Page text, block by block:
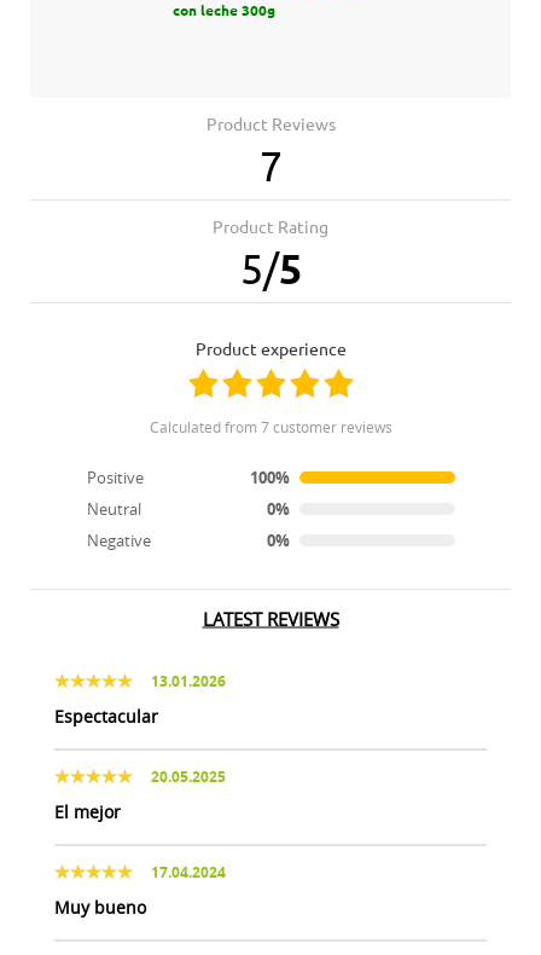
con leche 300g
Product Reviews
7
Product Rating
5/5
product experience
calculated from 7 customer reviews
Positive
100%
Neutral
0%
Negative
0%
LATEST REVIEWS
13.01.2026
Espectacular
20.05.2025
El mejor
17.04.2024
Muy bueno